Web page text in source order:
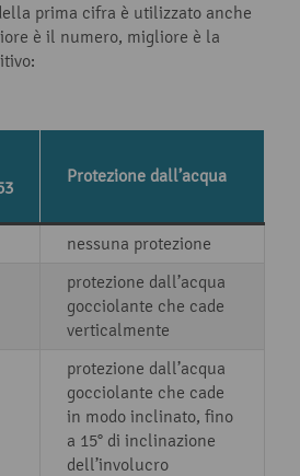
prima cifra è utilizzato anche
è il numero, migliore è la
Protezione dall’acqua
nessuna protezione
protezione dall’acqua
gocciolante che cade
verticalmente
protezione dall’acqua
gocciolante che cade
in modo inclinato, fino
a 15° di inclinazione
dell’involucro